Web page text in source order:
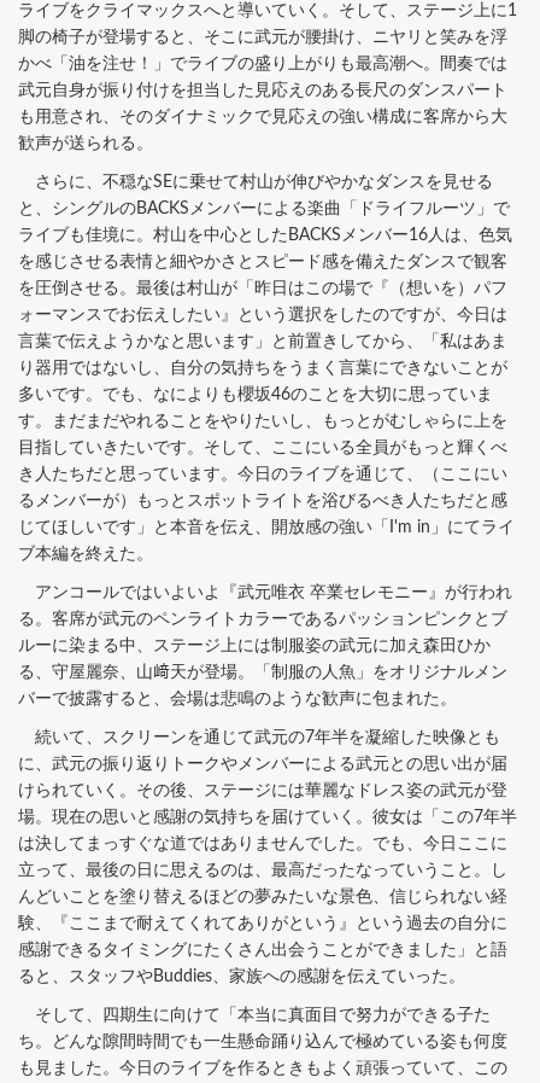
ライブをクライマックスへと導いていく。そして、ステージ上に1
脚の椅子が登場すると、そこに武元が腰掛け、ニヤリと笑みを浮
かべ「油を注せ！」でライブの盛り上がりも最高潮へ。間奏では
武元自身が振り付けを担当した見応えのある長尺のダンスパート
も用意され、そのダイナミックで見応えの強い構成に客席から大
歓声が送られる。
さらに、不穏なSEに乗せて村山が伸びやかなダンスを見せる
と、シングルのBACKSメンバーによる楽曲「ドライフルーツ」で
ライブも佳境に。村山を中心としたBACKSメンバー16人は、色気
を感じさせる表情と細やかさとスピード感を備えたダンスで観客
を圧倒させる。最後は村山が「昨日はこの場で『（想いを）パフ
ォーマンスでお伝えしたい』という選択をしたのですが、今日は
言葉で伝えようかなと思います」と前置きしてから、「私はあま
り器用ではないし、自分の気持ちをうまく言葉にできないことが
多いです。でも、なによりも櫻坂46のことを大切に思っていま
す。まだまだやれることをやりたいし、もっとがむしゃらに上を
目指していきたいです。そして、ここにいる全員がもっと輝くべ
き人たちだと思っています。今日のライブを通じて、（ここにい
るメンバーが）もっとスポットライトを浴びるべき人たちだと感
じてほしいです」と本音を伝え、開放感の強い「I'm in」にてライ
ブ本編を終えた。
アンコールではいよいよ『武元唯衣 卒業セレモニー』が行われ
る。客席が武元のペンライトカラーであるパッションピンクとブ
ルーに染まる中、ステージ上には制服姿の武元に加え森田ひか
る、守屋麗奈、山﨑天が登場。「制服の人魚」をオリジナルメン
バーで披露すると、会場は悲鳴のような歓声に包まれた。
続いて、スクリーンを通じて武元の7年半を凝縮した映像とも
に、武元の振り返りトークやメンバーによる武元との思い出が届
けられていく。その後、ステージには華麗なドレス姿の武元が登
場。現在の思いと感謝の気持ちを届けていく。彼女は「この7年半
は決してまっすぐな道ではありませんでした。でも、今日ここに
立って、最後の日に思えるのは、最高だったなっていうこと。し
んどいことを塗り替えるほどの夢みたいな景色、信じられない経
験、『ここまで耐えてくれてありがという』という過去の自分に
感謝できるタイミングにたくさん出会うことができました」と語
ると、スタッフやBuddies、家族への感謝を伝えていった。
そして、四期生に向けて「本当に真面目で努力ができる子た
ち。どんな隙間時間でも一生懸命踊り込んで極めている姿も何度
も見ました。今日のライブを作るときもよく頑張っていて、この